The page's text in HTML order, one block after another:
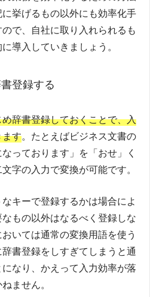
挙げるもの以外にも効率化手
で、自社に取り入れられるも
導入していきましょう。
登録する
辞書登録しておくことで、入
す。たとえばビジネス文書の
っております」を「おせ」く
字の入力で変換が可能です。
キーで登録するかは場合によ
もの以外はなるべく登録しな
いては通常の変換用語を使う
書登録をしすぎてしまうと通
なり、かえって入力効率が落
ません。